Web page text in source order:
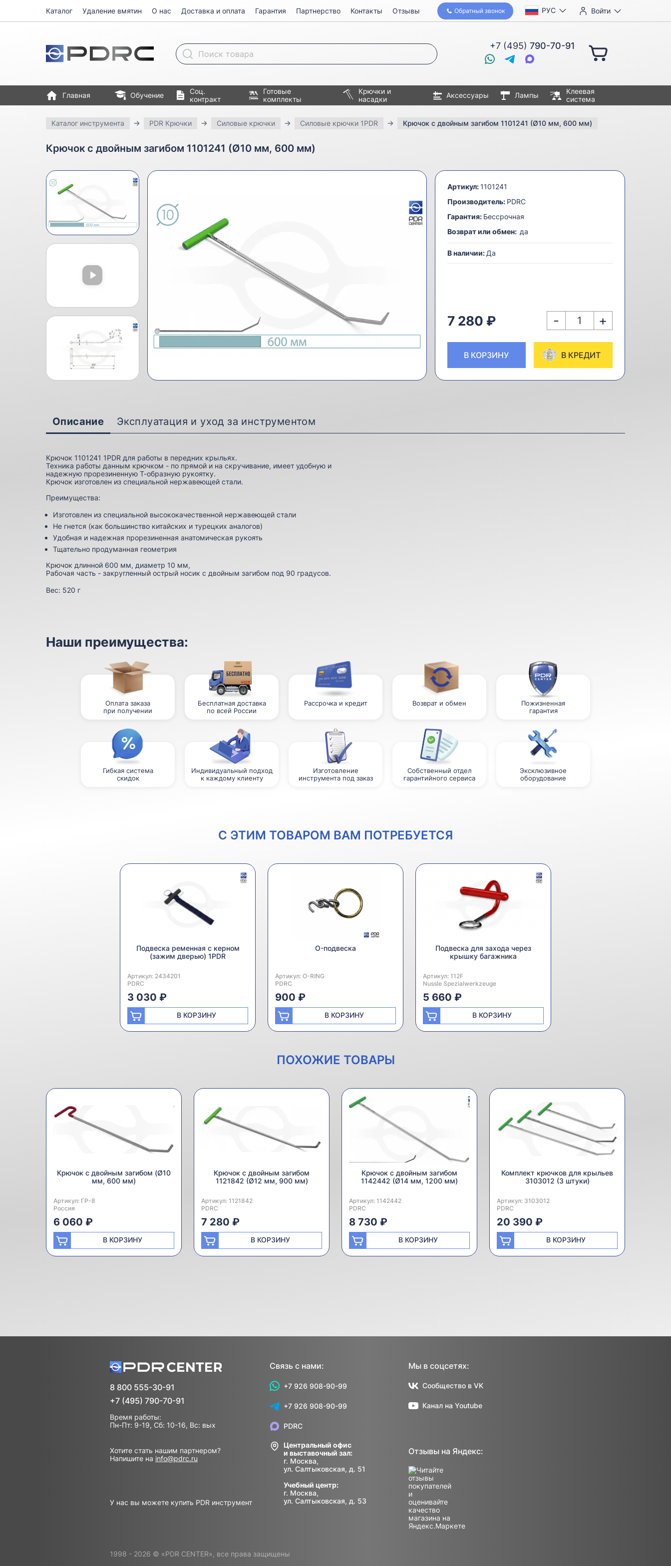
РУС Войти
Обратный звонок
+7 (495) 790-70-91
Поиск товара
Каталог Удаление вмятин О нас Доставка и оплата Гарантия Партнерство Контакты Отзывы
Главная Обучение
Соц.
контракт
Готовые
комплекты
Крючки и
насадки
Аксессуары Лампы
Клеевая
система
Каталог инструмента PDR Крючки Силовые крючки Силовые крючки 1PDR Крючок с двойным загибом 1101241 (Ø10 мм, 600 мм)
Крючок с двойным загибом 1101241 (Ø10 мм, 600 мм)
Артикул: 1101241
Производитель: PDRC
Гарантия: Бессрочная
Возврат или обмен: да
В наличии: Да
7 280 ₽ - +
В КОРЗИНУ В КРЕДИТ
Описание Эксплуатация и уход за инструментом
Крючок 1101241 1PDR для работы в передних крыльях.
Техника работы данным крючком - по прямой и на скручивание, имеет удобную и
надежную прорезиненную Т-образную рукоятку.
Крючок изготовлен из специальной нержавеющей стали.
Преимущества:
Изготовлен из специальной высококачественной нержавеющей стали
Не гнется (как большинство китайских и турецких аналогов)
Удобная и надежная прорезиненная анатомическая рукоять
Тщательно продуманная геометрия
Крючок длинной 600 мм, диаметр 10 мм,
Рабочая часть - закругленный острый носик с двойным загибом под 90 градусов.
Вес: 520 г
Наши преимущества:
Оплата заказа
при получении
Бесплатная доставка
по всей России
Рассрочка и кредит Возврат и обмен
Пожизненная
гарантия
Гибкая система
скидок
Индивидуальный подход
к каждому клиенту
Изготовление
инструмента под заказ
Собственный отдел
гарантийного сервиса
Эксклюзивное
оборудование
С ЭТИМ ТОВАРОМ ВАМ ПОТРЕБУЕТСЯ
Подвеска ременная с керном
(зажим дверью) 1PDR
Артикул: 2434201
Производитель:
PDRC
3 030 ₽
В КОРЗИНУ
O-подвеска
Артикул: O-RING
Производитель:
PDRC
900 ₽
В КОРЗИНУ
Подвеска для захода через
крышку багажника
Артикул: 112F
Производитель:
Nussle Spezialwerkzeuge
5 660 ₽
В КОРЗИНУ
ПОХОЖИЕ ТОВАРЫ
Крючок с двойным загибом (Ø10
мм, 600 мм)
Артикул: ГР-8
Производитель:
Россия
6 060 ₽
В КОРЗИНУ
Крючок с двойным загибом
1121842 (Ø12 мм, 900 мм)
Артикул: 1121842
Производитель:
PDRC
7 280 ₽
В КОРЗИНУ
Крючок с двойным загибом
1142442 (Ø14 мм, 1200 мм)
Артикул: 1142442
Производитель:
PDRC
8 730 ₽
В КОРЗИНУ
Комплект крючков для крыльев
3103012 (3 штуки)
Артикул: 3103012
Производитель:
PDRC
20 390 ₽
В КОРЗИНУ
8 800 555-30-91
+7 (495) 790-70-91
Время работы:
Пн-Пт: 9-19, Сб: 10-16, Вс: вых
Хотите стать нашим партнером?
Напишите на info@pdrc.ru
У нас вы можете купить PDR инструмент
Связь с нами:
+7 926 908-90-99
+7 926 908-90-99
Центральный офис
и выставочный зал:
г. Москва,
ул. Салтыковская, д. 51
Учебный центр:
г. Москва,
ул. Салтыковская, д. 53
PDRC
Мы в соцсетях:
Сообщество в VK
Канал на Youtube
Отзывы на Яндекс:
1998 - 2026 © «PDR CENTER», все права защищены